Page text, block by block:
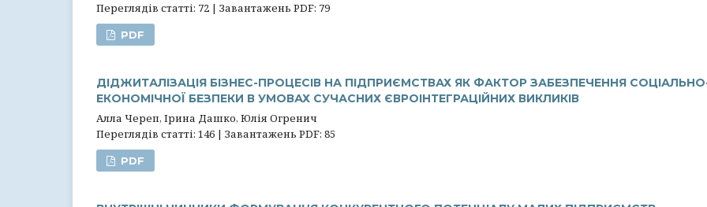
Переглядів статті: 72 | Завантажень PDF: 79
PDF
ДІДЖИТАЛІЗАЦІЯ БІЗНЕС-ПРОЦЕСІВ НА ПІДПРИЄМСТВАХ ЯК ФАКТОР ЗАБЕЗПЕЧЕННЯ
ЕКОНОМІЧНОЇ БЕЗПЕКИ В УМОВАХ СУЧАСНИХ ЄВРОІНТЕГРАЦІЙНИХ ВИКЛИКІВ
Алла Череп, Ірина Дашко, Юлія Огренич
Переглядів статті: 146 | Завантажень PDF: 85
PDF